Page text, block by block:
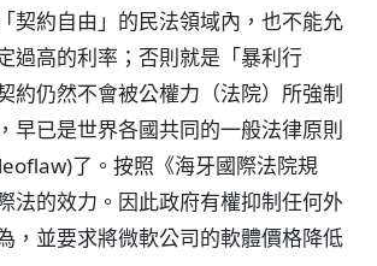
契約自由」的民法領域內，也不能允
過高的利率；否則就是「暴利行
約仍然不會被公權力（法院）所強制
早已是世界各國共同的一般法律原則
了。按照《海牙國際法院規
法的效力。因此政府有權抑制任何外
，並要求將微軟公司的軟體價格降低